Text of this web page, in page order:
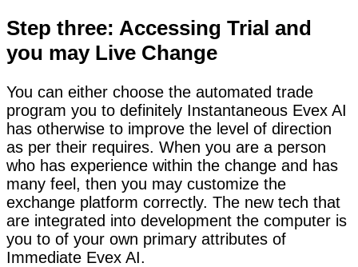
Step three: Accessing Trial and
you may Live Change
You can either choose the automated trade
program you to definitely Instantaneous Evex AI
has otherwise to improve the level of direction
as per their requires. When you are a person
who has experience within the change and has
many feel, then you may customize the
exchange platform correctly. The new tech that
are integrated into development the computer is
you to of your own primary attributes of
Immediate Evex AI.